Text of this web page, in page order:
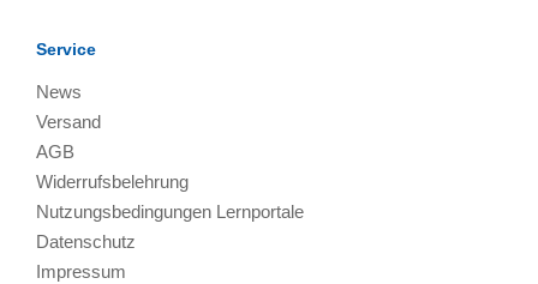
Service
News
Versand
AGB
Widerrufsbelehrung
Nutzungsbedingungen Lernportale
Datenschutz
Impressum